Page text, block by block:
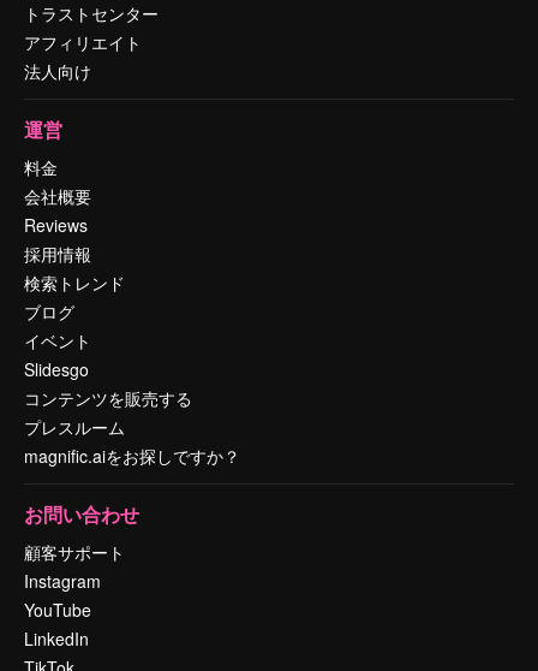
トラストセンター
アフィリエイト
法人向け
運営
料金
会社概要
Reviews
採用情報
検索トレンド
ブログ
イベント
Slidesgo
コンテンツを販売する
プレスルーム
magnific.aiをお探しですか？
お問い合わせ
顧客サポート
Instagram
YouTube
LinkedIn